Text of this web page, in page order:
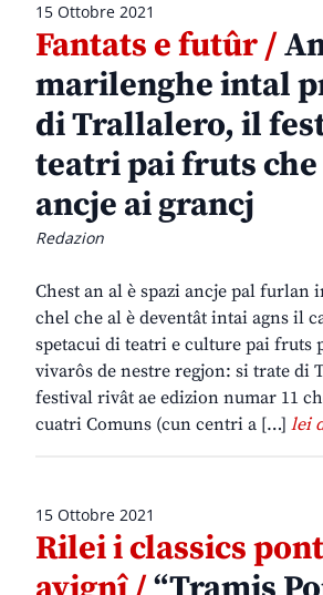
15 Ottobre 2021
Fantats e futûr /
marilenghe intal
di Trallalero, il
teatri pai fruts che
ancje ai grancj
Redazion
Chest an al è spazi ancje pal furlan
chel che al è deventât intai agns il
spetacui di teatri e culture pai fruts
vivarôs de nestre regjon: si trate di
festival rivât ae edizion numar 11
cuatri Comuns (cun centri a […] lei
15 Ottobre 2021
Rilei i classics